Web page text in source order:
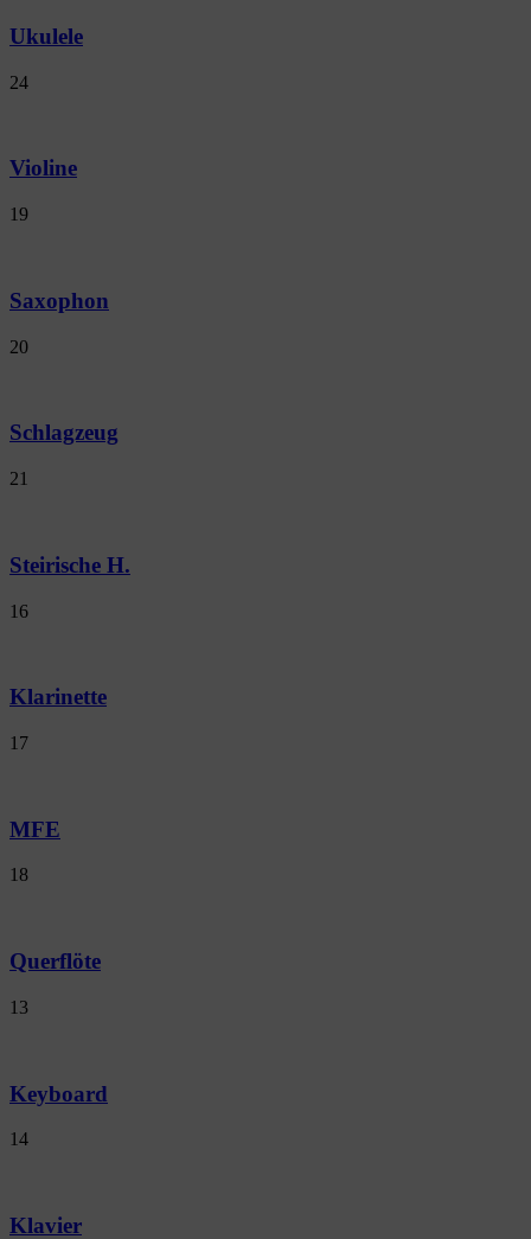
Ukulele
24
Violine
19
Saxophon
20
Schlagzeug
21
Steirische H.
16
Klarinette
17
MFE
18
Querflöte
13
Keyboard
14
Klavier